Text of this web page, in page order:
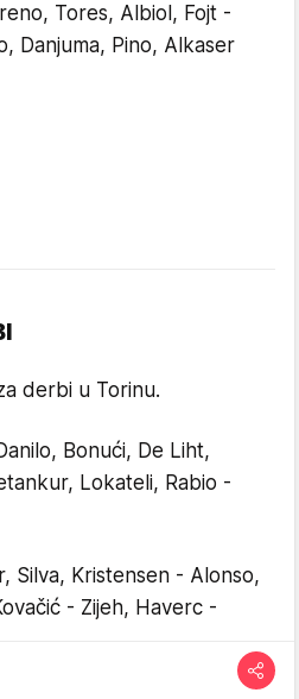
Tores, Albiol, Fojt -
Danjuma, Pino, Alkaser
derbi u Torinu.
Bonući, De Liht,
Lokateli, Rabio -
Silva, Kristensen - Alonso,
- Zijeh, Haverc -